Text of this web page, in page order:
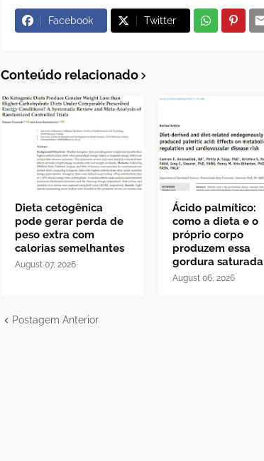
Facebook Twitter
Conteúdo relacionado
Dieta cetogênica
pode gerar perda de
peso extra com
calorias semelhantes
August 07, 2026
Ácido palmítico:
como a dieta e o
próprio corpo
produzem essa
gordura saturada
August 06, 2026
Postagem Anterior